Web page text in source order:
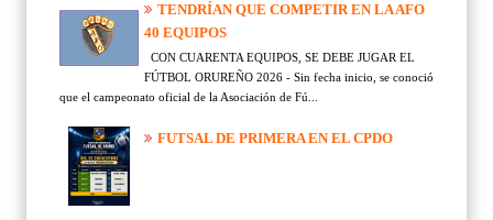
TENDRÍAN QUE COMPETIR EN LA AFO
40 EQUIPOS
CON CUARENTA EQUIPOS, SE DEBE JUGAR EL
FÚTBOL ORUREÑO 2026 - Sin fecha inicio, se conoció
que el campeonato oficial de la Asociación de Fú...
FUTSAL DE PRIMERA EN EL CPDO